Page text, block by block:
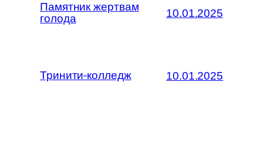
Памятник жертвам
голода
10.01.2025
Тринити-колледж 10.01.2025